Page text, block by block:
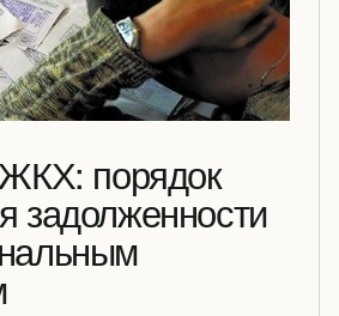
порядок
задолженности